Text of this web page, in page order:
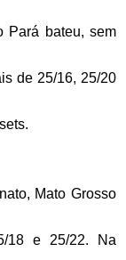
Pará bateu, sem
de 25/16, 25/20
Mato Grosso
18 e 25/22. Na